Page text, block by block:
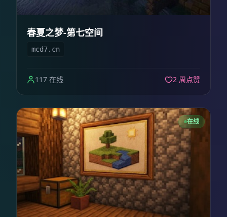
春夏之梦-第七空间
mcd7.cn
117 在线 2 周点赞
在线